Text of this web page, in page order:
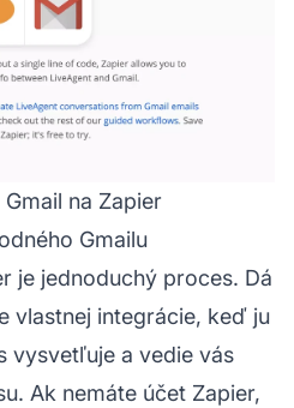
na Zapier
Gmailu
je jednoduchý proces. Dá
vlastnej integrácie, keď ju
vysvetľuje a vedie vás
Ak nemáte účet Zapier,